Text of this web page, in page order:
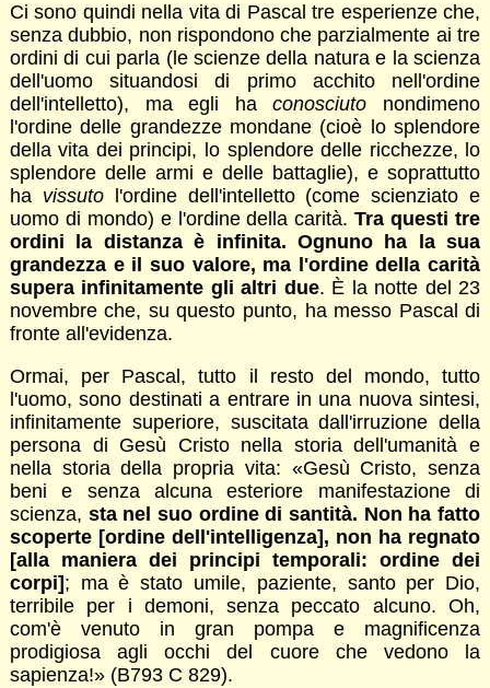
Ci sono quindi nella vita di Pascal tre esperienze che,
senza dubbio, non rispondono che parzialmente ai tre
ordini di cui parla (le scienze della natura e la scienza
dell'uomo situandosi di primo acchito nell'ordine
dell'intelletto), ma egli haconosciuto nondimeno
l'ordine delle grandezze mondane (cioè lo splendore
della vita dei principi, lo splendore delle ricchezze, lo
splendore delle armi e delle battaglie), e soprattutto
ha vissutol'ordine dell'intelletto (come scienziato e
uomo di mondo) e l'ordine della carità.Tra questi tre
ordini la distanza è infinita. Ognuno ha la sua
grandezza e il suo valore, ma l'ordine della carità
supera infinitamente gli altri due. È la notte del 23
novembre che, su questo punto, ha messo Pascal di
fronte all'evidenza.
Ormai, per Pascal, tutto il resto del mondo, tutto
l'uomo, sono destinati a entrare in una nuova sintesi,
infinitamente superiore, suscitata dall'irruzione della
persona di Gesù Cristo nella storia dell'umanità e
nella storia della propria vita: «Gesù Cristo, senza
beni e senza alcuna esteriore manifestazione di
scienza, sta nel suo ordine di santità. Non ha fatto
scoperte [ordine dell'intelligenza], non ha regnato
[alla maniera dei principi temporali: ordine dei
corpi] ; ma è stato umile, paziente, santo per Dio,
terribile per i demoni, senza peccato alcuno. Oh,
com'è venuto in gran pompa e magnificenza
prodigiosa agli occhi del cuore che vedono la
sapienza!» (B793 C 829).